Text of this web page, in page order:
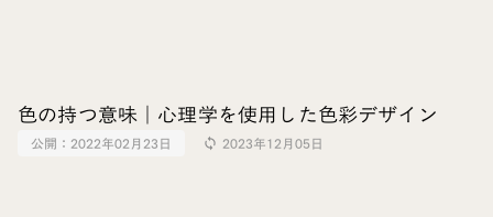
色の持つ意味｜心理学を使用した色彩デザイン
公開： 2022年02月23日 sync 2023年12月05日